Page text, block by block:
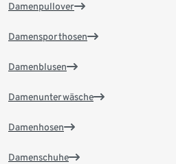
Damenpullover
Damensporthosen
Damenblusen
Damenunterwäsche
Damenhosen
Damenschuhe